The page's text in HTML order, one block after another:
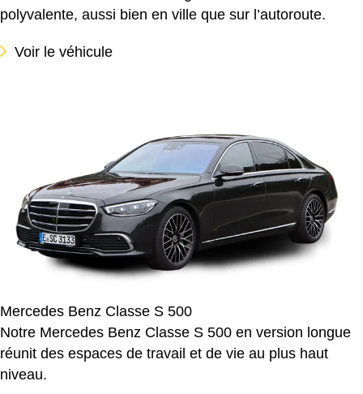
polyvalente, aussi bien en ville que sur l’autoroute.
Voir le véhicule
Mercedes Benz Classe S 500
Notre Mercedes Benz Classe S 500 en version longue
réunit des espaces de travail et de vie au plus haut
niveau.